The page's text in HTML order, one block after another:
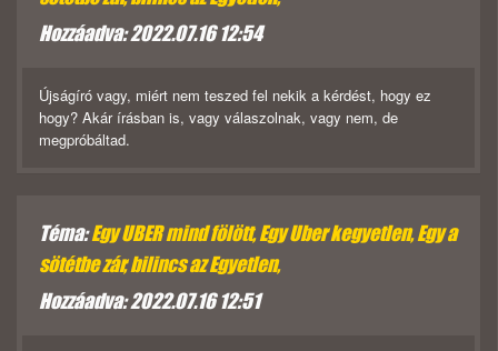
Hozzáadva: 2022.07.16 12:54
Újságíró vagy, miért nem teszed fel nekik a kérdést, hogy ez
hogy? Akár írásban is, vagy válaszolnak, vagy nem, de
megpróbáltad.
Téma:Egy UBER mind fölött, Egy Uber kegyetlen, Egy a
sötétbe zár, bilincs az Egyetlen,
Hozzáadva: 2022.07.16 12:51